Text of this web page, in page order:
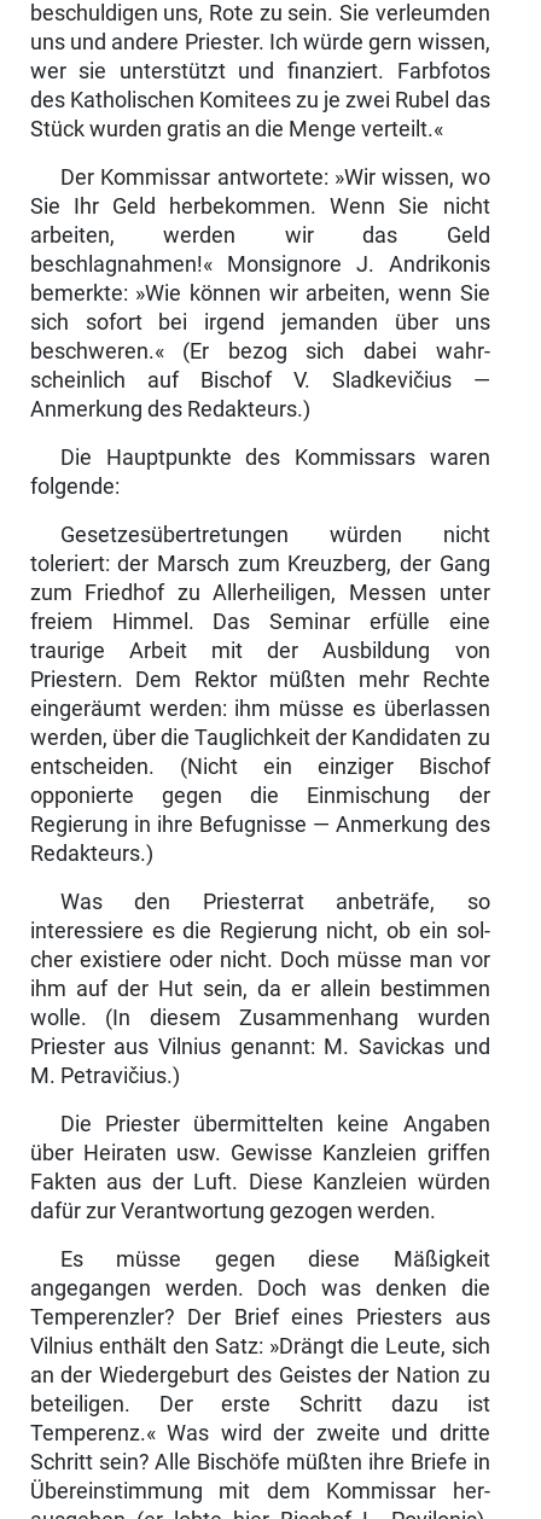
beschuldigen uns, Rote zu sein. Sie verleumden
uns und andere Priester. Ich würde gern wissen,
wer sie unterstützt und finanziert. Farbfotos
des Katholischen Komitees zu je zwei Rubel das
Stück wurden gratis an die Menge verteilt.«
Der Kommissar antwortete: »Wir wissen, wo
Sie Ihr Geld herbekommen. Wenn Sie nicht
arbeiten, werden wir das Geld
beschlagnahmen!« Monsignore J. Andrikonis
bemerkte: »Wie können wir arbeiten, wenn Sie
sich sofort bei irgend jemanden über uns
beschweren.« (Er bezog sich dabei wahr­
scheinlich auf Bischof V. Sladkevičius —
Anmerkung des Redakteurs.)
Die Hauptpunkte des Kommissars waren
folgende:
Gesetzesübertretungen würden nicht
toleriert: der Marsch zum Kreuzberg, der Gang
zum Friedhof zu Allerheiligen, Messen unter
freiem Himmel. Das Seminar erfülle eine
traurige Arbeit mit der Ausbildung von
Priestern. Dem Rektor müßten mehr Rechte
eingeräumt werden: ihm müsse es überlassen
wer­den, über die Tauglichkeit der Kandidaten zu
entscheiden. (Nicht ein einziger Bi­schof
opponierte gegen die Einmischung der
Regierung in ihre Befugnisse — An­merkung des
Redakteurs.)
Was den Priesterrat anbeträfe, so
interessiere es die Regierung nicht, ob ein sol­
cher existiere oder nicht. Doch müsse man vor
ihm auf der Hut sein, da er allein bestimmen
wolle. (In diesem Zusammenhang wurden
Priester aus Vilnius ge­nannt: M. Savickas und
M. Petravičius.)
Die Priester übermittelten keine Angaben
über Heiraten usw. Gewisse Kanzleien griffen
Fakten aus der Luft. Diese Kanzleien würden
dafür zur Verantwortung gezogen werden.
Es müsse gegen diese Mäßigkeit
angegangen werden. Doch was denken die
Tem­perenzler? Der Brief eines Priesters aus
Vilnius enthält den Satz: »Drängt die Leu­te, sich
an der Wiedergeburt des Geistes der Nation zu
beteiligen. Der erste Schritt dazu ist
Temperenz.« Was wird der zweite und dritte
Schritt sein? Alle Bischöfe müßten ihre Briefe in
Übereinstimmung mit dem Kommissar her­